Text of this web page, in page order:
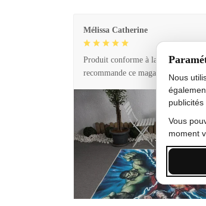
Mélissa Catherine
Produit conforme à la description
recommande ce magasin !Nous
publicités
Vous
moment